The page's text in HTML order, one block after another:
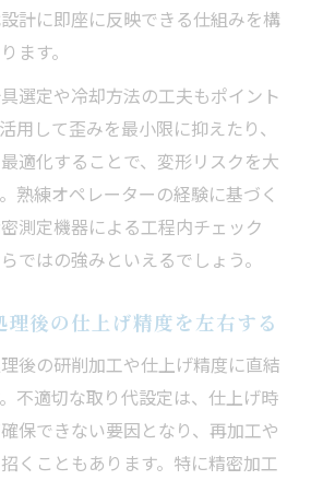
計に即座に反映できる仕組みを構
ます。
選定や冷却方法の工夫もポイント
用して歪みを最小限に抑えたり、
適化することで、変形リスクを大
熟練オペレーターの経験に基づく
測定機器による工程内チェック
ではの強みといえるでしょう。
後の仕上げ精度を左右する
後の研削加工や仕上げ精度に直結
不適切な取り代設定は、仕上げ時
保できない要因となり、再加工や
くこともあります。特に精密加工